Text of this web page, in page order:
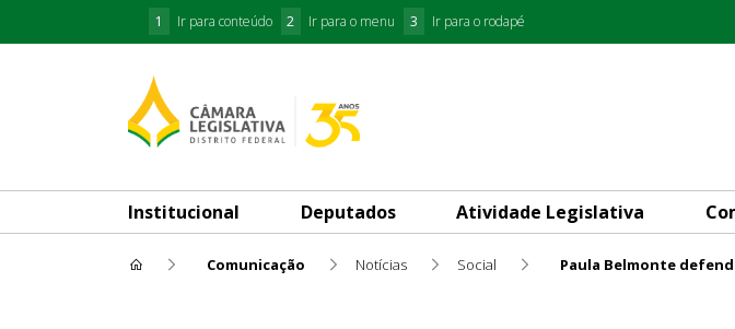
1 Ir para conteúdo 2 Ir para o menu 3 Ir para o rodapé
Institucional Deputados Atividade Legislativa
Comunicação Notícias Social